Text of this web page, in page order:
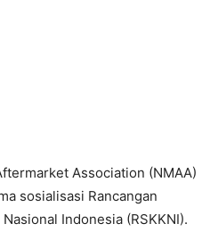
Association (NMAA)
sosialisasi Rancangan
Indonesia (RSKKNI).